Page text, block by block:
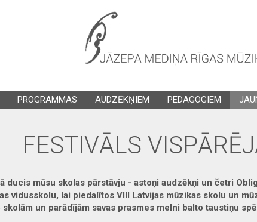
PROGRAMMAS AUDZĒKŅIEM PEDAGOGIEM
FESTIVĀLS
ducis mūsu skolas pārstāvju - astoņi audzēkņi un četri
vidusskolu, lai piedalītos VIII Latvijas mūzikas skolu un
skolām un parādījām savas prasmes melni balto taustiņu